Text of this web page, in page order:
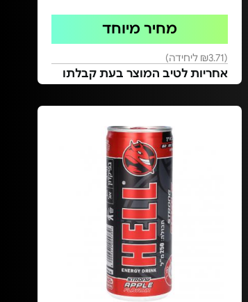
מחיר מיוחד
(₪3.71 ליחידה)
אחריות לטיב המוצר בעת קבלתו